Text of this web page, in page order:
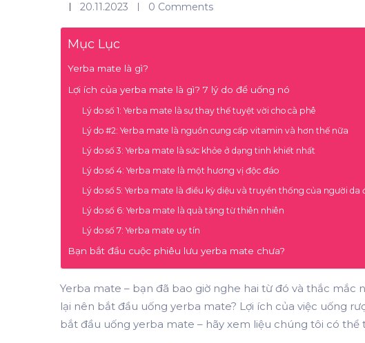
20.11.2023 0 Comments
Mục Lục
Yerba mate là gì?
Lợi ích của yerba mate là gì? 7 lý do để uống nó
Lý do số 1: Yerba mate là sự thay thế tuyệt vời cho cà phê
Lý do #2: Yerba mate là nguồn cung cấp vitamin và hơn thế nữa
Lý do số 3: Yerba mate là sức khỏe ở dạng tinh khiết nhất
Lý do số 4: Yerba mate là một hương vị độc đáo
Lý do số 5: Yerba mate là điều kỳ diệu và truyền thống của người da
Lý do số 6: Yerba mate là quà tặng từ thiên nhiên
Lý do số 7: Yerba mate uy tín
Bạn bắt đầu cuộc phiêu lưu yerba mate chưa?
Yerba mate – bạn đã bao giờ nghe hai từ đó và thắc
lại nên bắt đầu uống yerba mate? Lợi ích của việc uống
bắt đầu uống yerba mate – hãy xem liệu chúng tôi có